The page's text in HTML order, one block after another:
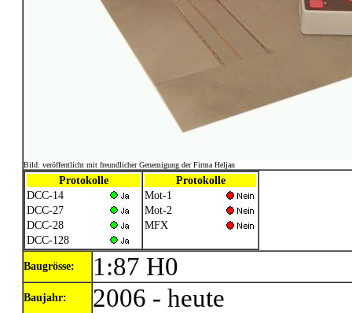
Bild: veröffentlicht mit freundlicher Genemigung der Firma Heljan
Protokolle
DCC-14
DCC-27
DCC-28
DCC-128
Protokolle
Mot-1
Mot-2
MFX
Baugrösse: 1:87 H0
Baujahr: 2006 - heute